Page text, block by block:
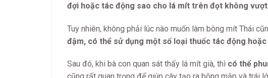
đợi hoặc tác động sao cho lá mít trên đọt không vượt
Tuy nhiên, không phải lúc nào muốn làm bông mít Thái
đậm, có thể sử dụng một số loại thuốc tác động
Sau đó, khi bà con quan sát thấy lá mít già, thì có thể